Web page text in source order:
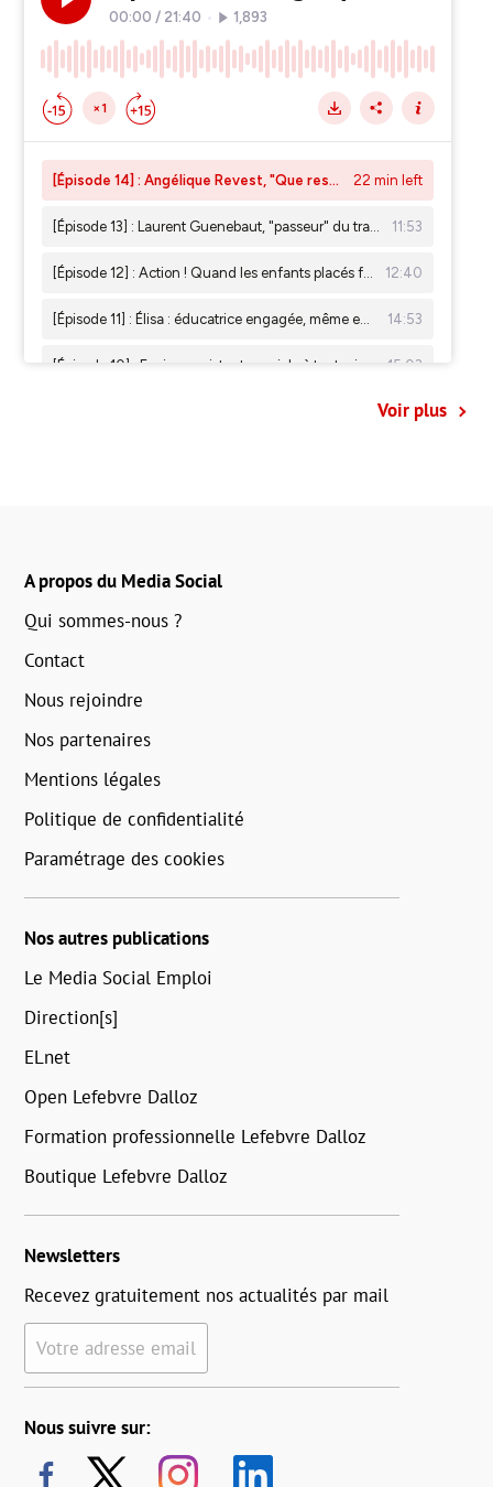
Voir plus
A propos du Media Social
Qui sommes-nous ?
Contact
Nous rejoindre
Nos partenaires
Mentions légales
Politique de confidentialité
Paramétrage des cookies
Nos autres publications
Le Media Social Emploi
Direction[s]
ELnet
Open Lefebvre Dalloz
Formation professionnelle Lefebvre Dalloz
Boutique Lefebvre Dalloz
Newsletters
Recevez gratuitement nos actualités par mail
Votre adresse email
Nous suivre sur: